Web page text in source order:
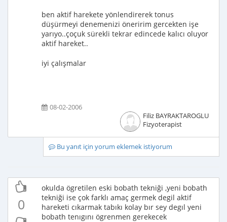
ben aktif harekete yönlendirerek tonus
düşürmeyi denemenizi öneririm gercekten işe
yarıyo..çoçuk sürekli tekrar edincede kalıcı oluyor
aktif hareket..
iyi çalışmalar
08-02-2006
Filiz BAYRAKTAROGLU
Fizyoterapist
Bu yanıt için yorum eklemek istiyorum
0
okulda ögretilen eski bobath tekniği ,yeni bobath
tekniği ise çok farklı amaç germek degil aktif
hareketi cıkarmak tabıkı kolay bır sey degıl yeni
bobath tenıgını ögrenmen gerekecek